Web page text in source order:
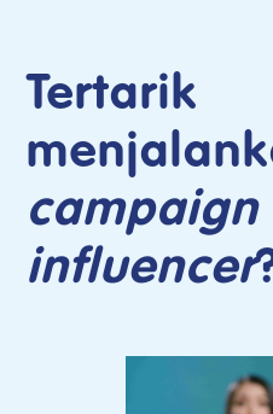
Tertarik
campaign
influencer